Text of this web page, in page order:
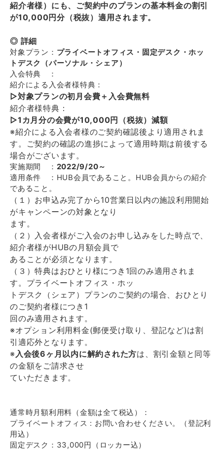
紹介者様）にも、ご契約中のプランの基本料金の割引
が10,000円分（税抜）適用されます。
◎ 詳細
対象プラン： プライベートオフィス・固定デスク・ホッ
トデスク（パーソナル・シェア）
入会特典 ：
紹介による入会者様特典：
▷対象プランの初月会費＋入会費無料
紹介者様特典：
▷1カ月分の会費が10,000円（税抜）減額
※紹介による入会者様のご契約確認後より適用されま
す。ご契約の確認の進捗によって適用時期は前後する
場合がございます。
実施期間 ： 2022/9/20～
適用条件 ：HUB会員であること。HUB会員からの紹介
であること。
（１）お申込み完了から10営業日以内の施設利用開始
がキャンペーンの対象となり
ます。
（２）入会者様がご入会のお申し込みをした時点で、
紹介者様がHUBの月額会員で
あることが必須となります。
（３）特典はおひとり様につき1回のみ適用されま
す。プライベートオフィス・ホッ
トデスク（シェア）プランのご契約の場合、おひとり
のご契約者様につき1
回のみ適用されます。
※オプション利用料金(郵便受け取り、登記など)は割
引適応外となります。
※ 入会後6ヶ月以内に解約された方は、割引金額と同等
の金額をご請求させ
ていただきます。
通常時月額利用料（金額は全て税込）：
プライベートオフィス : お問い合わせください。（登記利
用込）
固定デスク：33,000円（ロッカー込）